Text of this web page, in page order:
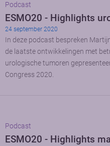
Podcast
ESMO20 - Highlights
24 september 2020
In deze podcast bespreken
de laatste ontwikkelingen met
urologische tumoren
Congress 2020.
Podcast
ESMO20 - Highlights